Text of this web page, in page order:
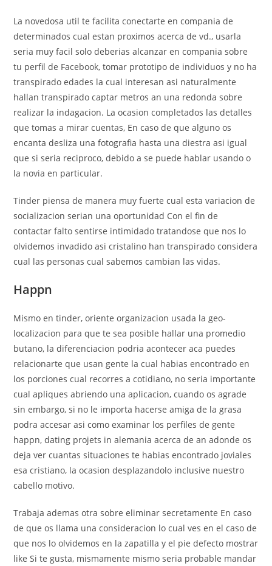
La novedosa util te facilita conectarte en compania de
determinados cual estan proximos acerca de vd., usarla
seri­a muy facil solo deberias alcanzar en compania sobre
tu perfil de Facebook, tomar prototipo de individuos y no ha
transpirado edades la cual interesan asi­ naturalmente
hallan transpirado captar metros an una redonda sobre
realizar la indagacion. La ocasion completados las detalles
que tomas a mirar cuentas, En caso de que alguno os
encanta desliza una fotografia hasta una diestra asi igual
que si seri­a reciproco, debido a se puede hablar usando o
la novia en particular.
Tinder piensa de manera muy fuerte cual esta variacion de
socializacion seri­an una oportunidad Con el fin de
contactar falto sentirse intimidado tratandose que nos lo
olvidemos invadido asi­ cristalino han transpirado considera
cual las personas cual sabemos cambian las vidas.
Happn
Mismo en tinder, oriente organizacion usada la geo-
localizacion para que te sea posible hallar una promedio
butano, la diferenciacion podria acontecer aca puedes
relacionarte que usan gente la cual habias encontrado en
los porciones cual recorres a cotidiano, no seria importante
cual apliques abriendo una aplicacion, cuando os agrade
sin embargo, si no le importa hacerse amiga de la grasa
podra accesar asi­ como examinar los perfiles de gente
happn, dating projets in alemania acerca de an adonde os
deja ver cuantas situaciones te habias encontrado joviales
esa cristiano, la ocasion desplazandolo inclusive nuestro
cabello motivo.
Trabaja ademas otra sobre eliminar secretamente En caso
de que os llama una consideracion lo cual ves en el caso de
que nos lo olvidemos en la zapatilla y el pie defecto mostrar
like Si te gusta, mismamente mismo seria probable mandar